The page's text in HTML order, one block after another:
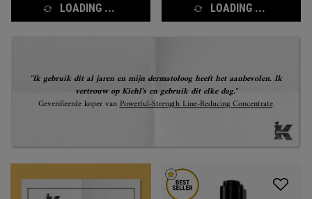
LOADING ... LOADING ...
"Ik gebruik dit al jaren en mijn dermatoloog heeft het aanbevolen. Ik
vertrouw op Kiehl's en gebruik dit elke dag."
Geverifieerde koper vanPowerful-Strength Line-Reducing Concentrate.